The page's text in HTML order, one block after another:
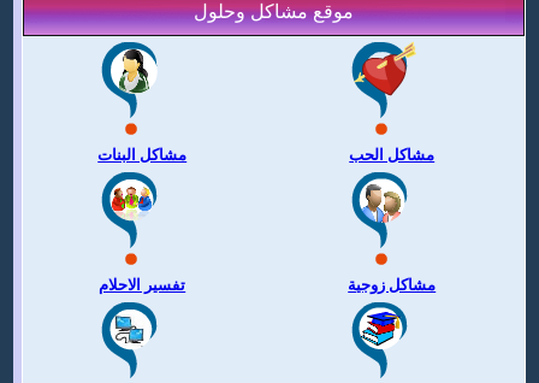
موقع مشاكل وحلول
مشاكل البنات مشاكل الحب
تفسير الاحلام مشاكل زوجية